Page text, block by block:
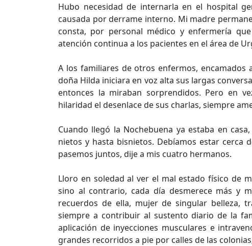
Hubo necesidad de internarla en el hospital
causada por derrame interno. Mi madre
consta, por personal médico y enfermería
atención continua a los pacientes en el área de
A los familiares de otros enfermos, encamados
doña Hilda iniciara en voz alta sus largas
entonces la miraban sorprendidos. Pero en
hilaridad el desenlace de sus charlas, siempre
Cuando llegó la Nochebuena ya estaba en
nietos y hasta bisnietos. Debíamos estar cerca
pasemos juntos, dije a mis cuatro hermanos.
Lloro en soledad al ver el mal estado físico de
sino al contrario, cada día desmerece más y
recuerdos de ella, mujer de singular belleza,
siempre a contribuir al sustento diario de la
aplicación de inyecciones musculares e
grandes recorridos a pie por calles de las